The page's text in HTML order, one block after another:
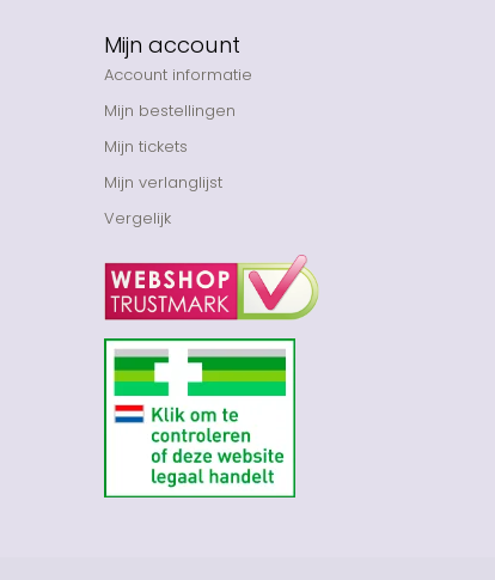
Mijn account
Account informatie
Mijn bestellingen
Mijn tickets
Mijn verlanglijst
Vergelijk